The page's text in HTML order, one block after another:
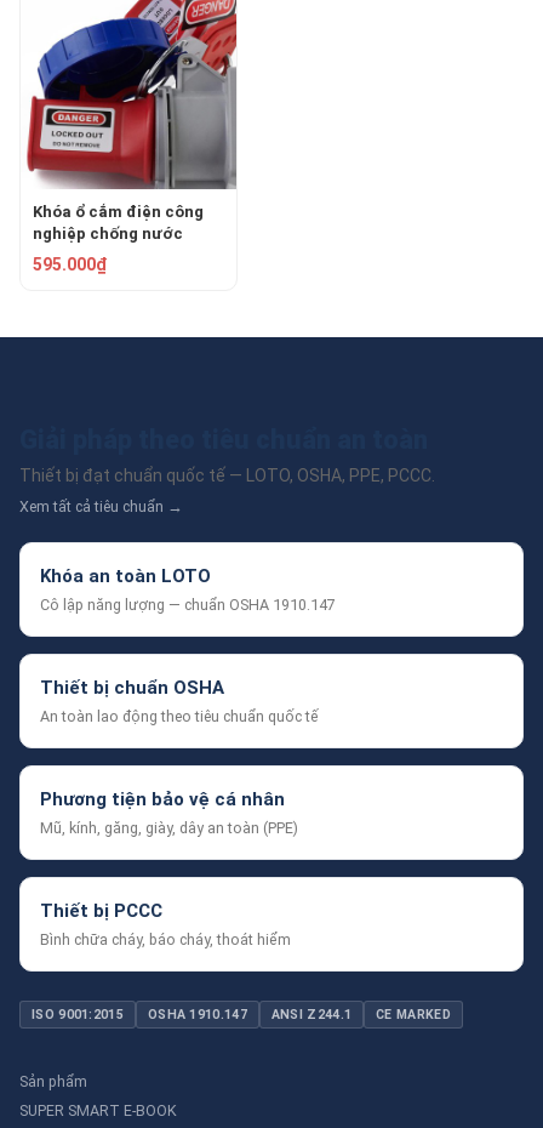
Khóa ổ cắm điện công
nghiệp chống nước
63mm PROLOCKEY
595.000₫
Thiết bị đạt chuẩn quốc tế — LOTO, OSHA, PPE, PCCC.
Xem tất cả tiêu chuẩn →
Khóa an toàn LOTO
Cô lập năng lượng — chuẩn OSHA 1910.147
Thiết bị chuẩn OSHA
An toàn lao động theo tiêu chuẩn quốc tế
Phương tiện bảo vệ cá nhân
Mũ, kính, găng, giày, dây an toàn (PPE)
Thiết bị PCCC
Bình chữa cháy, báo cháy, thoát hiểm
ISO 9001:2015 OSHA 1910.147 ANSI Z244.1 CE MARKED
Sản phẩm
SUPER SMART E-BOOK